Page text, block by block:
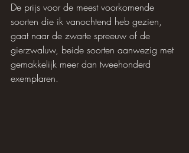
De prijs voor de meest voorkomende
soorten die ik vanochtend heb gezien,
gaat naar de zwarte spreeuw of de
gierzwaluw, beide soorten aanwezig met
gemakkelijk meer dan tweehonderd
exemplaren.